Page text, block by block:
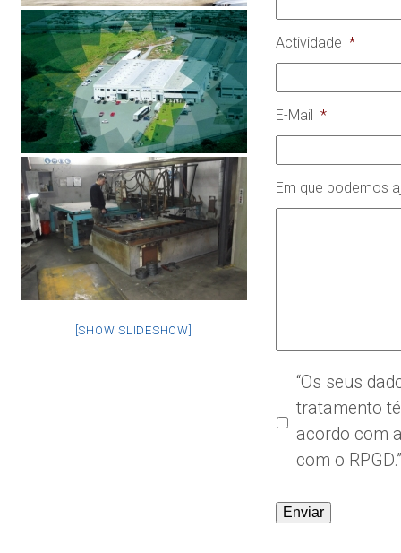
[SHOW SLIDESHOW]
Actividade *
E-Mail *
Em que podemos
“Os seus
tratamento
acordo com
com o RPGD.”